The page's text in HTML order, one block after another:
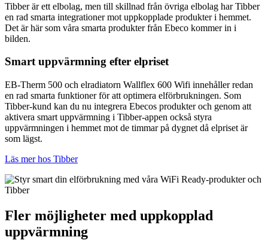
Tibber är ett elbolag, men till skillnad från övriga elbolag har Tibber
en rad smarta integrationer mot uppkopplade produkter i hemmet.
Det är här som våra smarta produkter från Ebeco kommer in i
bilden.
Smart uppvärmning efter elpriset
EB-Therm 500 och elradiatorn Wallflex 600 Wifi innehåller redan
en rad smarta funktioner för att optimera elförbrukningen. Som
Tibber-kund kan du nu integrera Ebecos produkter och genom att
aktivera smart uppvärmning i Tibber-appen också styra
uppvärmningen i hemmet mot de timmar på dygnet då elpriset är
som lägst.
Läs mer hos Tibber
Fler möjligheter med uppkopplad
uppvärmning